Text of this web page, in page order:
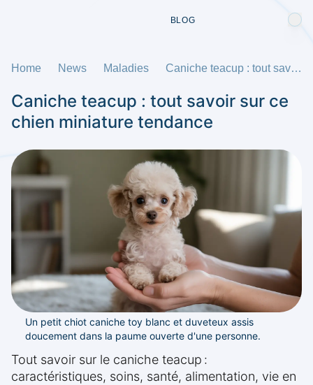
BLOG
Home News Maladies Caniche teacup : tout savoir sur ce chien miniature tendance
Caniche teacup : tout savoir sur ce
chien miniature tendance
Un petit chiot caniche toy blanc et duveteux assis
doucement dans la paume ouverte d'une personne.
Tout savoir sur le caniche teacup :
caractéristiques, soins, santé, alimentation, vie en